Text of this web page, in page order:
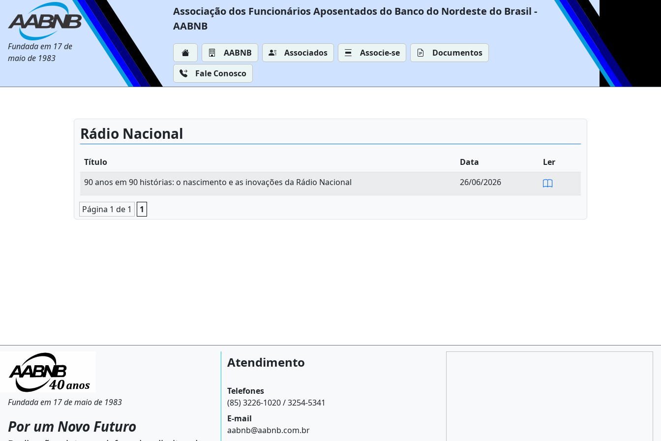
Fundada em 17 de
maio de 1983
Associação dos Funcionários Aposentados do Banco do Nordeste do Brasil -
AABNB
AABNB Associados Associe-se
Documentos
Fale Conosco
Rádio Nacional
Título Data
Ler
90 anos em 90 histórias: o nascimento e as inovações da Rádio Nacional
26/06/2026
Página 1 de 1 1
Fundada em 17 de maio de 1983
Por um Novo Futuro
Atendimento
Telefones
(85) 3226-1020 / 3254-5341
E-mail
aabnb@aabnb.com.br